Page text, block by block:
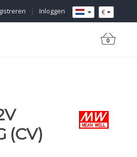
€
Inloggen
|
0
(CV)